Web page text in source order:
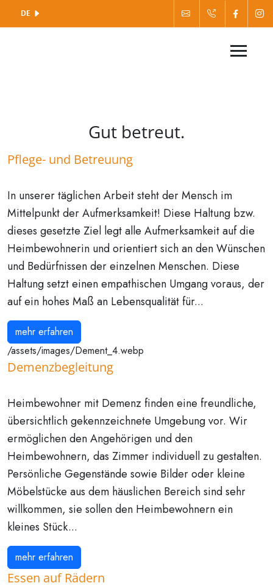
DE
Gut betreut.
Pflege- und Betreuung
In unserer täglichen Arbeit steht der Mensch im
Mittelpunkt der Aufmerksamkeit! Diese Haltung bzw.
dieses gesetzte Ziel legt alle Aufmerksamkeit auf die
Heimbewohnerin und orientiert sich an den Wünschen
und Bedürfnissen der einzelnen Menschen. Diese
Haltung setzt einen empathischen Umgang voraus, der
auf ein hohes Maß an Lebensqualität für...
mehr erfahren
/assets/images/Dement_4.webp
Demenzbegleitung
Heimbewohner mit Demenz finden eine freundliche,
übersichtlich gekennzeichnete Umgebung vor. Wir
ermöglichen den Angehörigen und den
Heimbewohnern, das Zimmer individuell zu gestalten.
Persönliche Gegenstände sowie Bilder oder kleine
Möbelstücke aus dem häuslichen Bereich sind sehr
willkommen, sie sollen den Heimbewohnern ein
kleines Stück...
mehr erfahren
Essen auf Rädern